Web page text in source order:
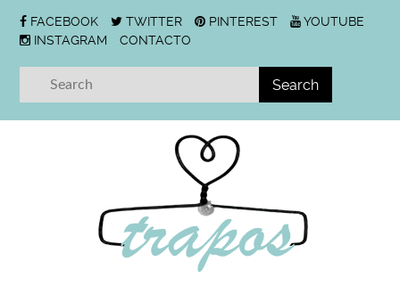
FACEBOOK TWITTER PINTEREST
YOUTUBE
INSTAGRAM
CONTACTO